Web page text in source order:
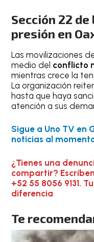
Sección 22
presión en
Las movilizaciones
medio del conflicto
mientras crece la
La organización
hasta que haya
atención a sus
Sigue a Uno TV en
noticias al
¿Tienes una
compartir?
+52 55 8056 9131.
diferencia
Te